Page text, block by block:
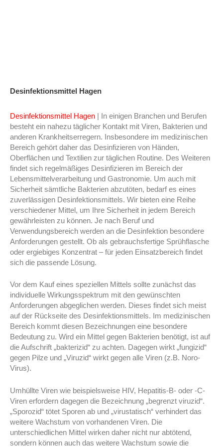
Desinfektionsmittel Hagen
Desinfektionsmittel Hagen | In einigen Branchen und Berufen
besteht ein nahezu täglicher Kontakt mit Viren, Bakterien und
anderen Krankheitserregern. Insbesondere im medizinischen
Bereich gehört daher das Desinfizieren von Händen,
Oberflächen und Textilien zur täglichen Routine. Des Weiteren
findet sich regelmäßiges Desinfizieren im Bereich der
Lebensmittelverarbeitung und Gastronomie. Um auch mit
Sicherheit sämtliche Bakterien abzutöten, bedarf es eines
zuverlässigen Desinfektionsmittels. Wir bieten eine Reihe
verschiedener Mittel, um Ihre Sicherheit in jedem Bereich
gewährleisten zu können. Je nach Beruf und
Verwendungsbereich werden an die Desinfektion besondere
Anforderungen gestellt. Ob als gebrauchsfertige Sprühflasche
oder ergiebiges Konzentrat – für jeden Einsatzbereich findet
sich die passende Lösung.
Vor dem Kauf eines speziellen Mittels sollte zunächst das
individuelle Wirkungsspektrum mit den gewünschten
Anforderungen abgeglichen werden. Dieses findet sich meist
auf der Rückseite des Desinfektionsmittels. Im medizinischen
Bereich kommt diesen Bezeichnungen eine besondere
Bedeutung zu. Wird ein Mittel gegen Bakterien benötigt, ist auf
die Aufschrift „bakterizid“ zu achten. Dagegen wirkt „fungizid“
gegen Pilze und „Viruzid“ wirkt gegen alle Viren (z.B. Noro-
Virus).
Umhüllte Viren wie beispielsweise HIV, Hepatitis-B- oder -C-
Viren erfordern dagegen die Bezeichnung „begrenzt viruzid“.
„Sporozid“ tötet Sporen ab und „virustatisch“ verhindert das
weitere Wachstum von vorhandenen Viren. Die
unterschiedlichen Mittel wirken daher nicht nur abtötend,
sondern können auch das weitere Wachstum sowie die